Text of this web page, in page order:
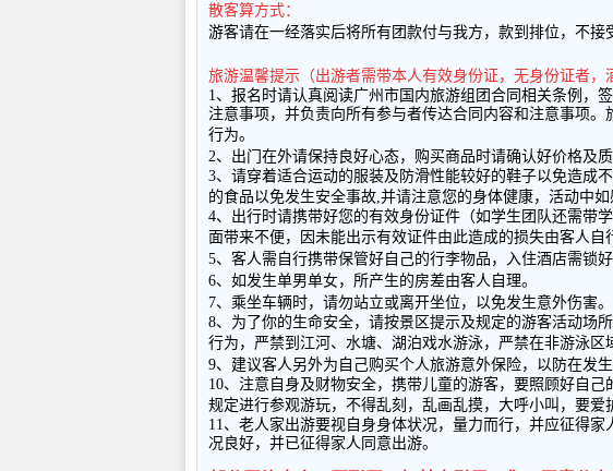
散客算方式：
游客请在一经落实后将所有团款付与我方，款到排位，不接
旅游温馨提示（出游者需带本人有效身份证，无身份证者，
1 、报名时请认真阅读广州市国内旅游组团合同相关条例，
注意事项，并负责向所有参与者传达合同内容和注意事项
行为。
2、出门在外请保持良好心态，购买商品时请确认好价格及质
3、请穿着适合运动的服装及防滑性能较好的鞋子以免造成
的食品以免发生安全事故 并请注意您的身体健康，活动中
4、出行时请携带好您的有效身份证件（如学生团队还需带
面带来不便，因未能出示有效证件由此造成的损失由客人自
5、客人需自行携带保管好自己的行李物品，入住酒店需锁好
6、如发生单男单女，所产生的房差由客人自理。
7、乘坐车辆时，请勿站立或离开坐位，以免发生意外伤害。
8、为了你的生命安全，请按景区提示及规定的游客活动场
行为，严禁到江河、水塘、湖泊戏水游泳，严禁在非游泳区
9、建议客人另外为自己购买个人旅游意外保险，以防在发
10、注意自身及财物安全，携带儿童的游客，要照顾好自
规定进行参观游玩，不得乱刻，乱画乱摸，大呼小叫，要爱
11 、老人家出游要视自身身体状况，量力而行，并应征得
况良好，并已征得家人同意出游。